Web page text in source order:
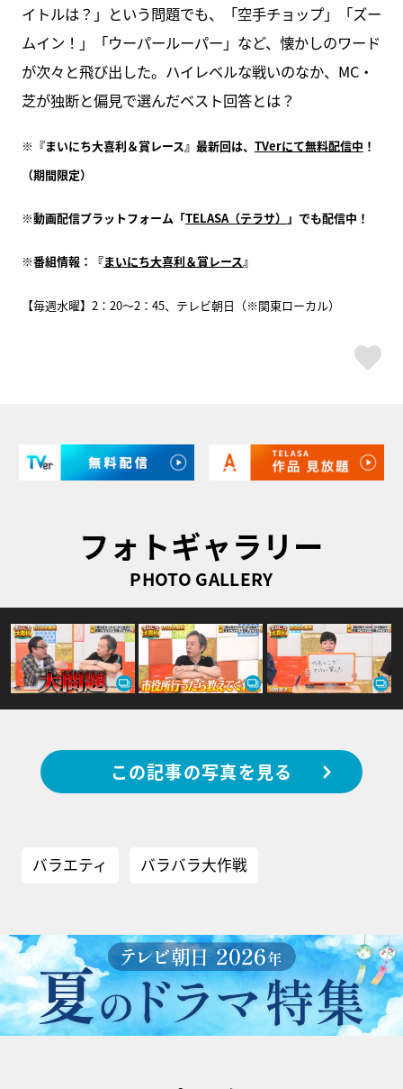
イトルは？」という問題でも、「空手チョップ」「ズー
ムイン！」「ウーパールーパー」など、懐かしのワード
が次々と飛び出した。ハイレベルな戦いのなか、MC・
芝が独断と偏見で選んだベスト回答とは？
※『まいにち大喜利＆賞レース』最新回は、 TVerにて無料配信中 ！
（期間限定）
※動画配信プラットフォーム「TELASA（テラサ） 」でも配信中！
※番組情報：『まいにち大喜利＆賞レース』
【毎週水曜】2：20～2：45、テレビ朝日（※関東ローカル）
フォトギャラリー
PHOTO GALLERY
この記事の写真を見る
バラエティ バラバラ大作戦